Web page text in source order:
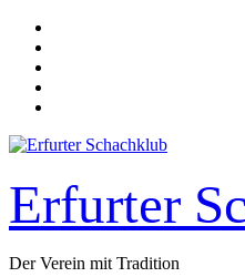
Skip
content
Erfurter
Der Verein mit Tradition